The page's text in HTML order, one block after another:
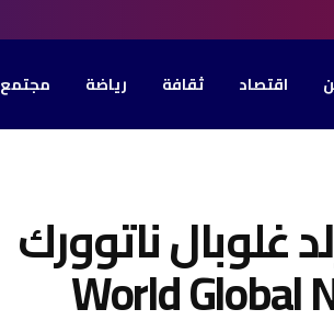
اقتصاد ثقافة رياضة مجتمع
غلوبال ناتوورك